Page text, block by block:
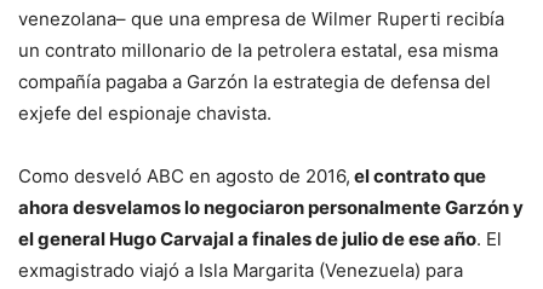
venezolana– que una empresa de Wilmer Ruperti recibía
un contrato millonario de la petrolera estatal, esa misma
compañía pagaba a Garzón la estrategia de defensa del
exjefe del espionaje chavista.
Como desveló ABC en agosto de 2016, el contrato que
ahora desvelamos lo negociaron personalmente Garzón y
el general Hugo Carvajal a finales de julio de ese año. El
exmagistrado viajó a Isla Margarita (Venezuela) para